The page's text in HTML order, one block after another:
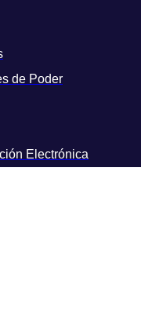
de Poder
Electrónica